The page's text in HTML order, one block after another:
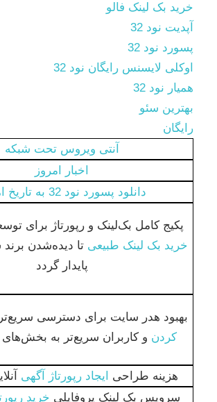
خرید بک لینک فالو
آپدیت نود 32
پسورد نود 32
اوکلی لایسنس رایگان نود 32
همیار نود 32
بهترین سئو
رایگان
آنتی ویروس تحت شبکه
اخبار امروز
دانلود پسورد نود 32 به تاریخ امروز
پکیج کامل بک‌لینک و رپورتاژ برای
خرید بک لینک طبیعی تا دیده‌شدن
پایدار گردد
بهبود هدر سایت برای دسترسی سریع‌تر
کردن و کاربران سریع‌تر به
هزینه طراحی ایجاد رپورتاژ آگهی
سرویس بک لینک پروفایلی خرید